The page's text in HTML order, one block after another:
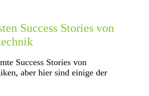
Success Stories von
Success Stories von
aber hier sind einige der